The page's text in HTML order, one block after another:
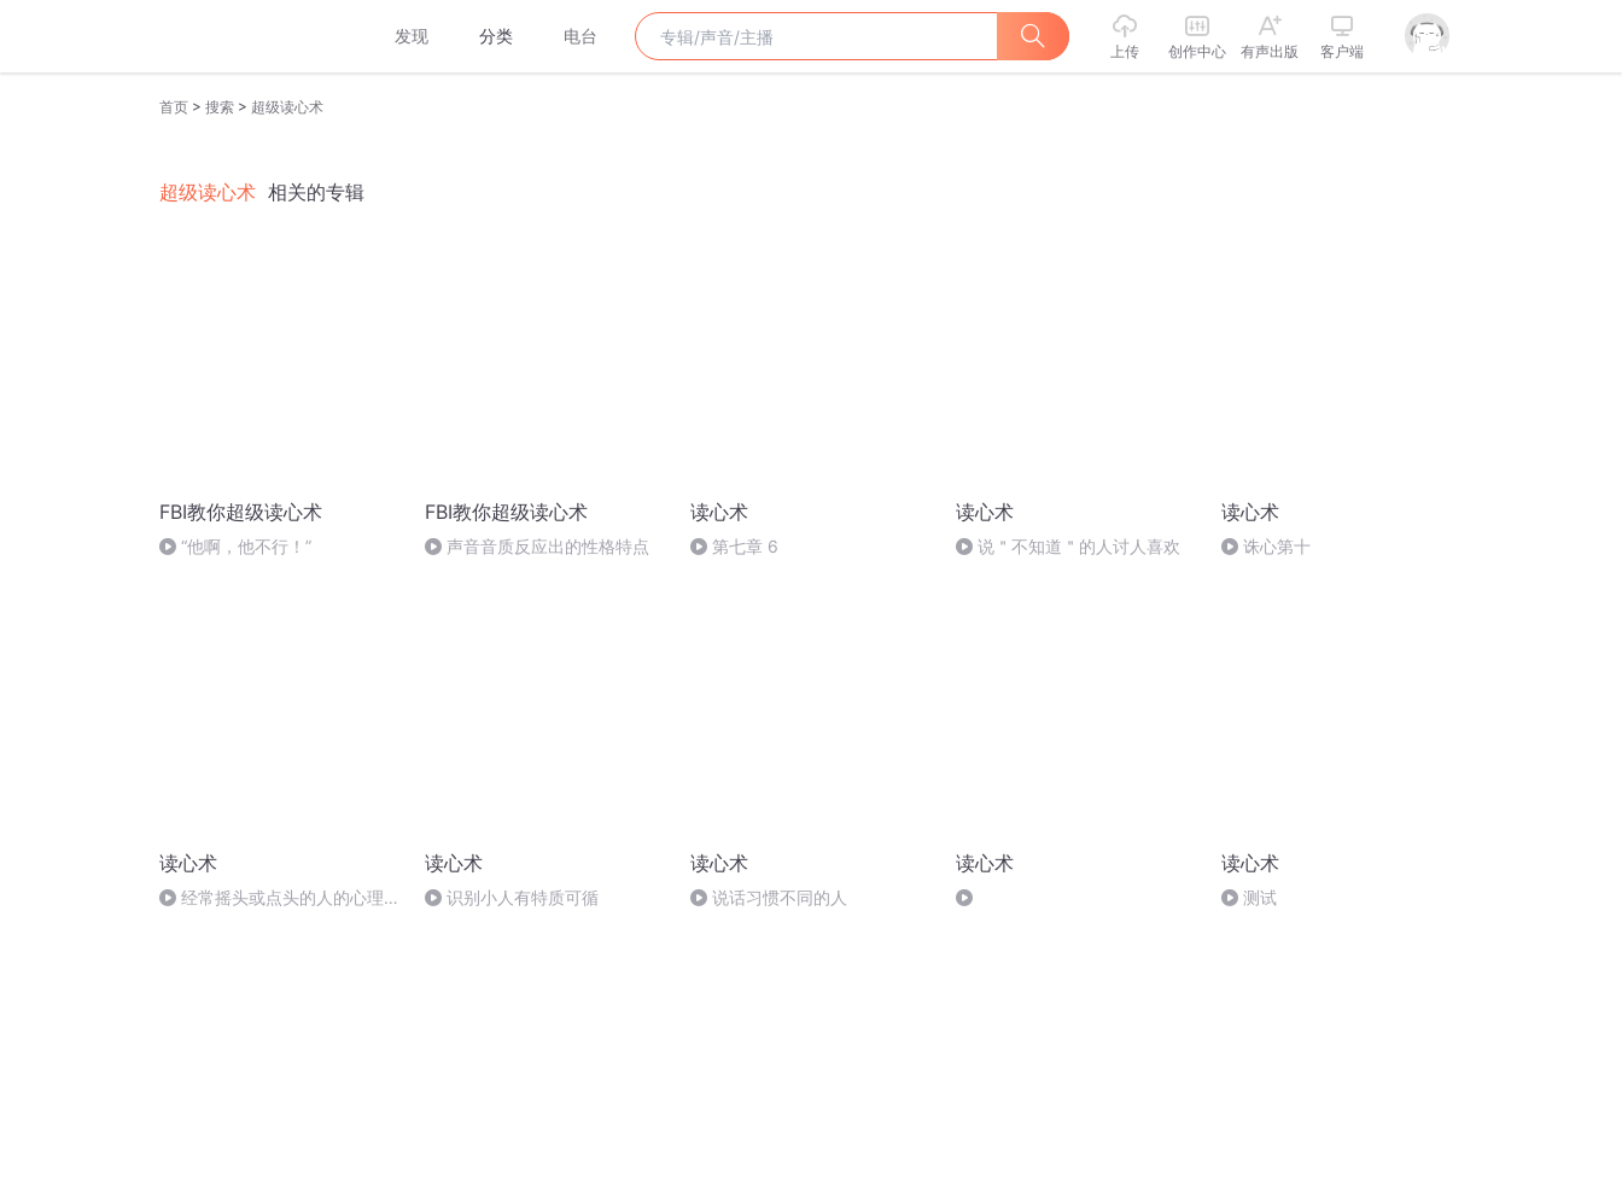
发现 分类 电台
上传 创作中心 有声出版 客户端
首页 > 搜索 > 超级读心术
超级读心术 相关的专辑
FBI教你超级读心术
“他啊，他不行！”
FBI教你超级读心术
声音音质反应出的性格特点
读心术
第七章 6
读心术
说＂不知道＂的人讨人喜欢
读心术
诛心第十
读心术
经常摇头或点头的人的心理特
读心术
识别小人有特质可循
读心术
说话习惯不同的人
读心术 读心术
测试